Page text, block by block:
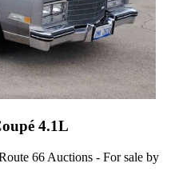
4.1L
66 Auctions - For sale by